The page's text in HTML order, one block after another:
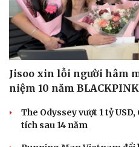
Jisoo xin lỗi người hâm
niệm 10 năm BLACKPINK
The Odyssey vượt 1 tỷ
tích sau 14 năm